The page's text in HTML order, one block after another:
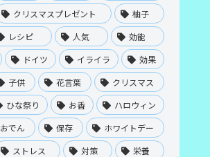
クリスマスプレゼント
柚子
レシピ 人気
効能
ドイツ イライラ
効果
子供 花言葉
クリスマス
ひな祭り お香
ハロウィン
おでん 保存
ホワイトデー
ストレス 対策
栄養